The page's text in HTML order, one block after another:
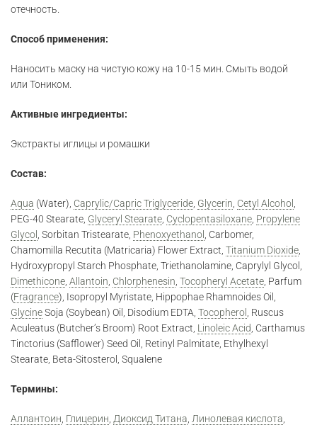
отечность.
Способ применения:
Наносить маску на чистую кожу на 10-15 мин. Смыть водой
или Тоником.
Активные ингредиенты:
Экстракты иглицы и ромашки
Состав:
Aqua (Water), Caprylic/Capric Triglyceride Glycerin Cetyl Alcohol
PEG-40 Stearate, Glyceryl Stearate Cyclopentasiloxane Propylene
Glycol , Sorbitan Tristearate, Phenoxyethanol
, Carbomer,
Chamomilla Recutita (Matricaria) Flower Extract, Titanium Dioxide
Hydroxypropyl Starch Phosphate, Triethanolamine, Caprylyl Glycol,
Dimethicone Allantoin Chlorphenesin Tocopheryl Acetate , Parfum
(Fragrance), Isopropyl Myristate, Hippophae Rhamnoides Oil,
GlycineSoja (Soybean) Oil, Disodium EDTA, Tocopherol
, Ruscus
Aculeatus (Butcher’s Broom) Root Extract, Linoleic Acid , Carthamus
Tinctorius (Safflower) Seed Oil, Retinyl Palmitate, Ethylhexyl
Stearate, Beta-Sitosterol, Squalene
Термины:
Аллантоин Глицерин Диоксид Титана Линолевая кислота